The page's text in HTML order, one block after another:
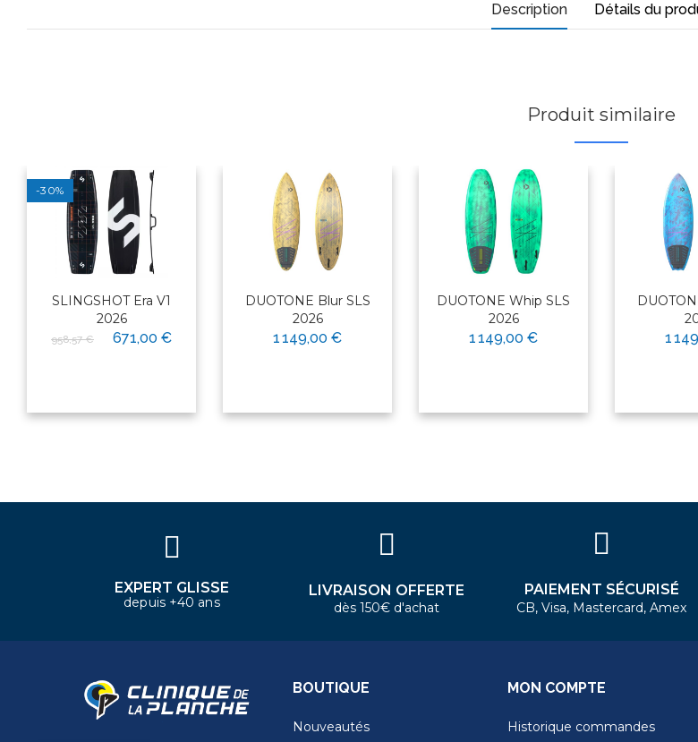
Description Détails du
Produit similaire
-30%
SLINGSHOT Era V1
2026
958,57 € 671,00 €
DUOTONE Blur SLS
2026
1 149,00 €
DUOTONE Whip SLS
2026
1 149,00 € 1
×
EXPERT GLISSE
depuis +40 ans
LIVRAISON OFFERTE
dès 150€ d'achat
PAIEMENT SÉCURISÉ
CB, Visa, Mastercard, Amex
BOUTIQUE
Nouveautés
MON COMPTE
Historique commandes